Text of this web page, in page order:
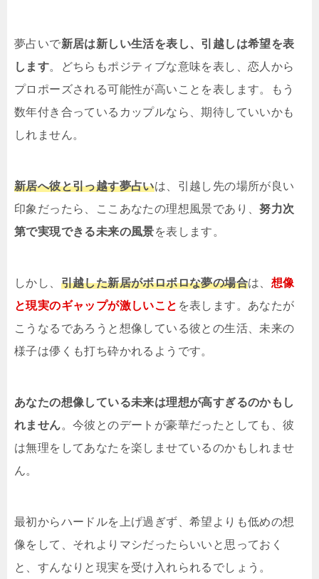
夢占いで新居は新しい生活を表し、引越しは希望を表
します。どちらもポジティブな意味を表し、恋人から
プロポーズされる可能性が高いことを表します。もう
数年付き合っているカップルなら、期待していいかも
しれません。
新居へ彼と引っ越す夢占いは、引越し先の場所が良い
印象だったら、ここあなたの理想風景であり、努力次
第で実現できる未来の風景を表します。
しかし、 引越した新居がボロボロな夢の場合は、 想像
と現実のギャップが激しいこと を表します。あなたが
こうなるであろうと想像している彼との生活、未来の
様子は儚くも打ち砕かれるようです。
あなたの想像している未来は理想が高すぎるのかもし
れません。今彼とのデートが豪華だったとしても、彼
は無理をしてあなたを楽しませているのかもしれませ
ん。
最初からハードルを上げ過ぎず、希望よりも低めの想
像をして、それよりマシだったらいいと思っておく
と、すんなりと現実を受け入れられるでしょう。